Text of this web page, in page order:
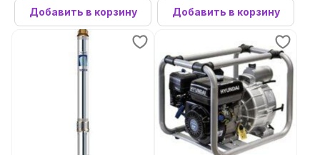
Добавить в корзину Добавить в корзину